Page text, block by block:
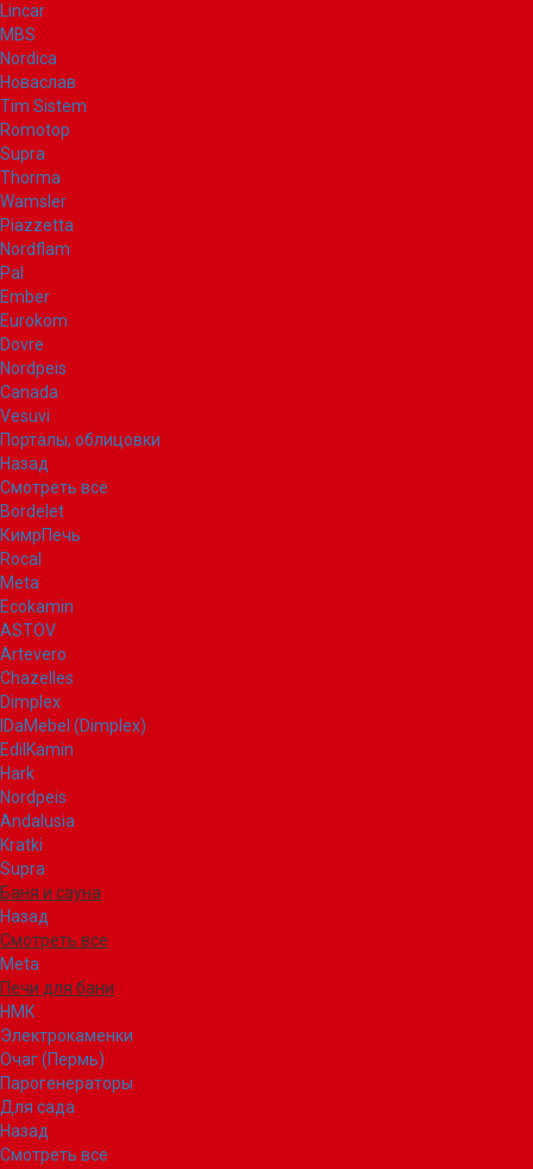
Lincar
MBS
Nordica
Новаслав
Tim Sistem
Romotop
Supra
Thorma
Wamsler
Piazzetta
Nordflam
Pal
Ember
Eurokom
Dovre
Nordpeis
Canada
Vesuvi
Порталы, облицовки
Назад
Смотреть все
Bordelet
КимрПечь
Rocal
Meta
Ecokamin
ASTOV
Artevero
Chazelles
Dimplex
IDaMebel (Dimplex)
EdilKamin
Hark
Nordpeis
Andalusia
Kratki
Supra
Баня и сауна
Назад
Смотреть все
Meta
Печи для бани
НМК
Электрокаменки
Очаг (Пермь)
Парогенераторы
Для сада
Назад
Смотреть все